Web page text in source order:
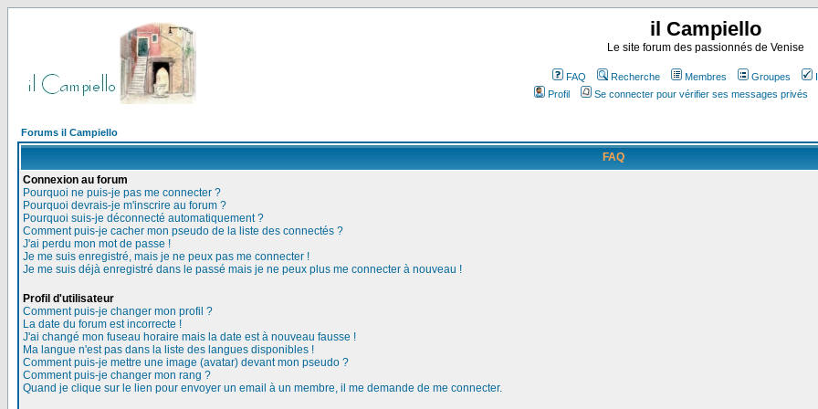
il Campiello
Le site forum des passionnés de Venise
FAQ Recherche Membres Groupes
Profil
Se connecter pour vérifier ses messages privés
Forums il Campiello
FAQ
Connexion au forum
Pourquoi ne puis-je pas me connecter ?
Pourquoi devrais-je m'inscrire au forum ?
Pourquoi suis-je déconnecté automatiquement ?
Comment puis-je cacher mon pseudo de la liste des connectés ?
J'ai perdu mon mot de passe !
Je me suis enregistré, mais je ne peux pas me connecter !
Je me suis déjà enregistré dans le passé mais je ne peux plus me connecter à nouveau !
Profil d'utilisateur
Comment puis-je changer mon profil ?
La date du forum est incorrecte !
J'ai changé mon fuseau horaire mais la date est à nouveau fausse !
Ma langue n'est pas dans la liste des langues disponibles !
Comment puis-je mettre une image (avatar) devant mon pseudo ?
Comment puis-je changer mon rang ?
Quand je clique sur le lien pour envoyer un email à un membre, il me demande de me connecter.